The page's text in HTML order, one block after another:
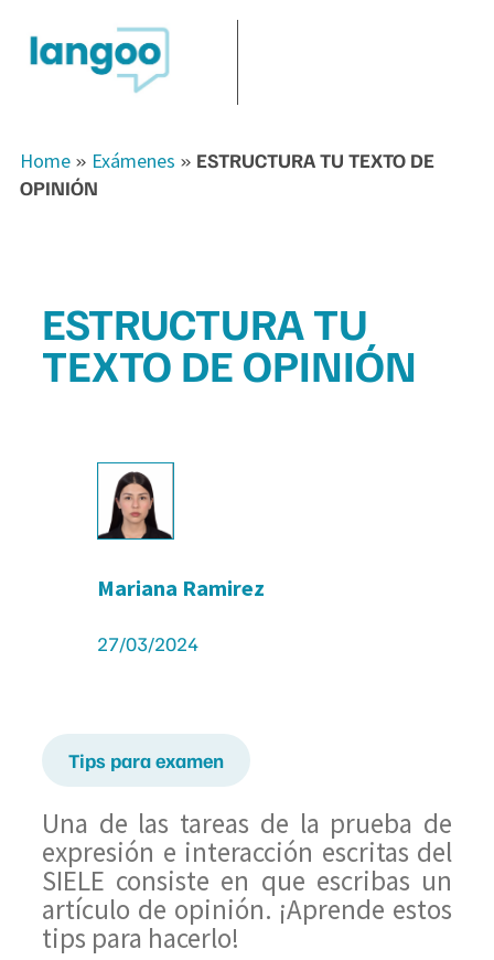
Home » Exámenes » ESTRUCTURA TU TEXTO DE
OPINIÓN
ESTRUCTURA TU
TEXTO DE OPINIÓN
Mariana Ramirez
27/03/2024
Tips para examen
Una de las tareas de la prueba de
expresión e interacción escritas del
SIELE consiste en que escribas un
artículo de opinión. ¡Aprende estos
tips para hacerlo!